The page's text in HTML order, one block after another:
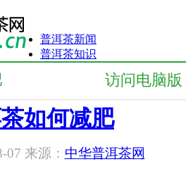
普洱茶新闻
普洱茶知识
访问电脑版
如何减肥
07 来源： 中华普洱茶网